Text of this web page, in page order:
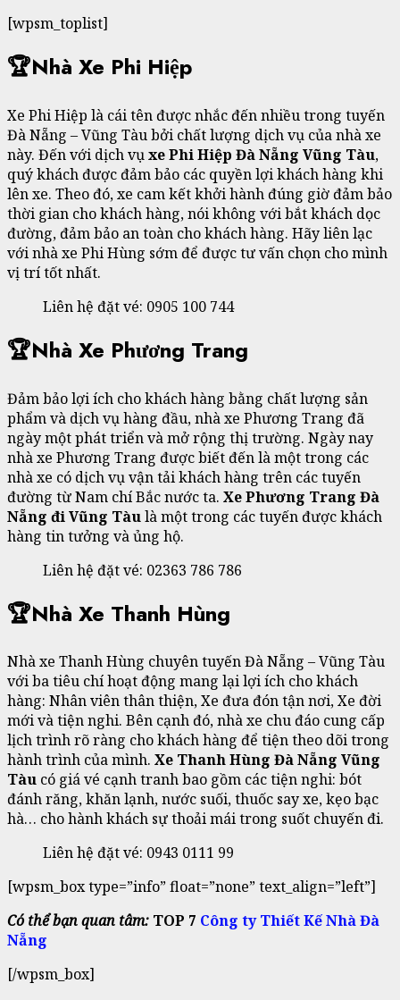
[wpsm_toplist]
🏆Nhà Xe Phi Hiệp
Xe Phi Hiệp là cái tên được nhắc đến nhiều trong tuyến
Đà Nẵng – Vũng Tàu bởi chất lượng dịch vụ của nhà xe
này. Đến với dịch vụxe Phi Hiệp Đà Nẵng Vũng Tàu,
quý khách được đảm bảo các quyền lợi khách hàng khi
lên xe. Theo đó, xe cam kết khởi hành đúng giờ đảm bảo
thời gian cho khách hàng, nói không với bắt khách dọc
đường, đảm bảo an toàn cho khách hàng. Hãy liên lạc
với nhà xe Phi Hùng sớm để được tư vấn chọn cho mình
vị trí tốt nhất.
Liên hệ đặt vé: 0905 100 744
🏆Nhà Xe Phương Trang
Đảm bảo lợi ích cho khách hàng bằng chất lượng sản
phẩm và dịch vụ hàng đầu, nhà xe Phương Trang đã
ngày một phát triển và mở rộng thị trường. Ngày nay
nhà xe Phương Trang được biết đến là một trong các
nhà xe có dịch vụ vận tải khách hàng trên các tuyến
đường từ Nam chí Bắc nước ta. Xe Phương Trang Đà
Nẵng đi Vũng Tàulà một trong các tuyến được khách
hàng tin tưởng và ủng hộ.
Liên hệ đặt vé: 02363 786 786
🏆Nhà Xe Thanh Hùng
Nhà xe Thanh Hùng chuyên tuyến Đà Nẵng – Vũng Tàu
với ba tiêu chí hoạt động mang lại lợi ích cho khách
hàng: Nhân viên thân thiện, Xe đưa đón tận nơi, Xe đời
mới và tiện nghi. Bên cạnh đó, nhà xe chu đáo cung cấp
lịch trình rõ ràng cho khách hàng để tiện theo dõi trong
hành trình của mình. Xe Thanh Hùng Đà Nẵng Vũng
Tàu có giá vé cạnh tranh bao gồm các tiện nghi: bót
đánh răng, khăn lạnh, nước suối, thuốc say xe, kẹo bạc
hà… cho hành khách sự thoải mái trong suốt chuyến đi.
Liên hệ đặt vé: 0943 0111 99
[wpsm_box type=”info” float=”none” text_align=”left”]
Có thể bạn quan tâm: TOP 7 Công ty Thiết Kế Nhà Đà
Nẵng
[/wpsm_box]